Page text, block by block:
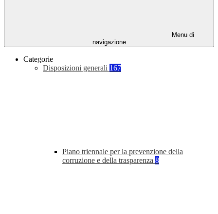
Menu di
navigazione
Categorie
Disposizioni generali 167
Piano triennale per la prevenzione della
corruzione e della trasparenza 8